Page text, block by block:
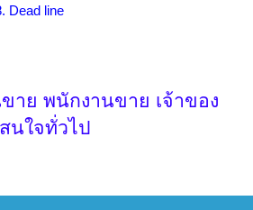
. Dead line
าย พนักงานขาย เจ้าของ
นใจทั่วไป